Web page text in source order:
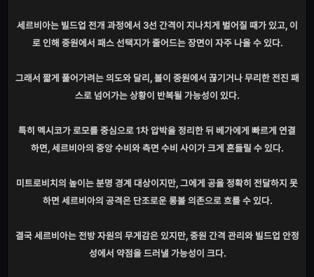
세르비아는 빌드업 전개 과정에서 3선 간격이 지나치게 벌어질 때가 있고, 이
로 인해 중원에서 패스 선택지가 줄어드는 장면이 자주 나올 수 있다.
그래서 짧게 풀어가려는 의도와 달리, 볼이 중원에서 끊기거나 무리한 전진 패
스로 넘어가는 상황이 반복될 가능성이 있다.
특히 멕시코가 로모를 중심으로 1차 압박을 정리한 뒤 베가에게 빠르게 연결
하면, 세르비아의 중앙 수비와 측면 수비 사이가 크게 흔들릴 수 있다.
미트로비치의 높이는 분명 경계 대상이지만, 그에게 공을 정확히 전달하지 못
하면 세르비아의 공격은 단조로운 롱볼 의존으로 흐를 수 있다.
결국 세르비아는 전방 자원의 무게감은 있지만, 중원 간격 관리와 빌드업 안정
성에서 약점을 드러낼 가능성이 크다.